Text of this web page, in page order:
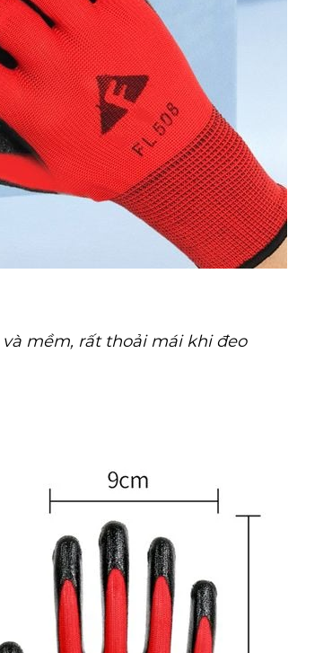
mềm, rất thoải mái khi đeo